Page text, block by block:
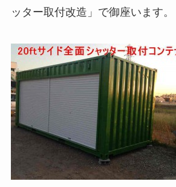
ッター取付改造」で御座います。